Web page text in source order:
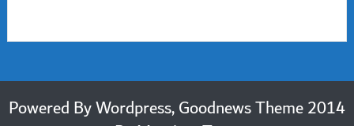
2014 Powered By Wordpress, Goodnews Theme